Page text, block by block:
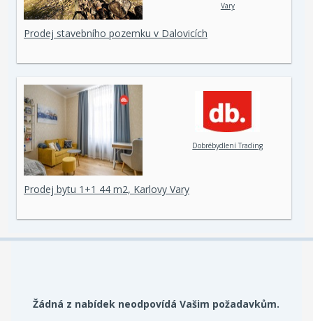
Vary
Prodej stavebního pozemku v Dalovicích
Dobrébydlení Trading
Prodej bytu 1+1 44 m2, Karlovy Vary
Žádná z nabídek neodpovídá Vašim požadavkům.